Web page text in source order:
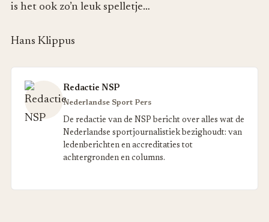
is het ook zo’n leuk spelletje…
Hans Klippus
Redactie NSP
Nederlandse Sport Pers
De redactie van de NSP bericht over alles wat de
Nederlandse sportjournalistiek bezighoudt: van
ledenberichten en accreditaties tot
achtergronden en columns.